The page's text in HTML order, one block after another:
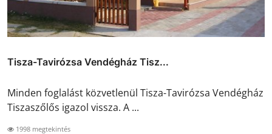
Tisza-Tavirózsa Vendégház Tisz...
Minden foglalást közvetlenül Tisza-Tavirózsa Vendégház
Tiszaszőlős igazol vissza. A ...
1998 megtekintés